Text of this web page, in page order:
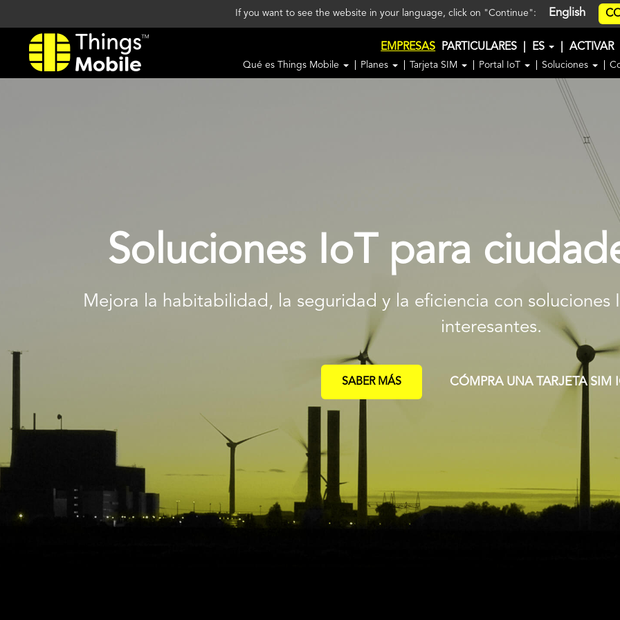
If you want to see the website in your language, click on "Continue": English
EMPRESAS PARTICULARES ES ACTIVAR
Qué es Things Mobile Planes Tarjeta SIM Portal IoT Soluciones
Soluciones IoT para
Mejora la habitabilidad, la seguridad y la eficiencia con
interesantes.
SABER MÁS CÓMPRA UNA TARJETA SIM